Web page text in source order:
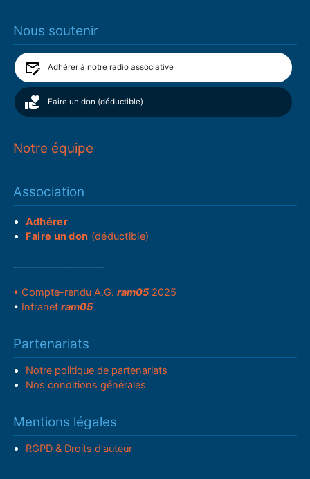
Nous soutenir
Adhérer à notre radio associative
Faire un don (déductible)
Notre équipe
Association
Adhérer
Faire un don (déductible)
• Compte-rendu A.G.ram05 2025
• Intranetram05
Partenariats
Notre politique de partenariats
Nos conditions générales
Mentions légales
RGPD & Droits d'auteur